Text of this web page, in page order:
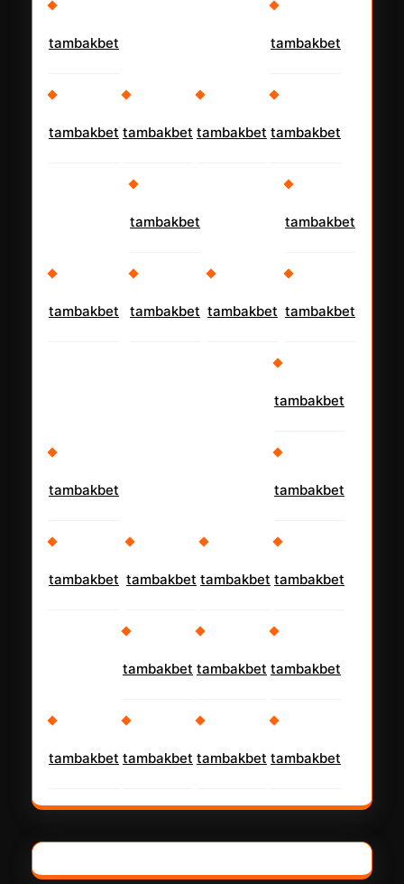
tambakbet
tambakbet tambakbet tambakbet
tambakbet
tambakbet
tambakbet
tambakbet
tambakbet tambakbet
tambakbet
tambakbet
tambakbet
tambakbet tambakbet tambakbet
tambakbet
tambakbet
tambakbet
tambakbet
tambakbet
tambakbet
tambakbet
tambakbet
tambakbet
tambakbet